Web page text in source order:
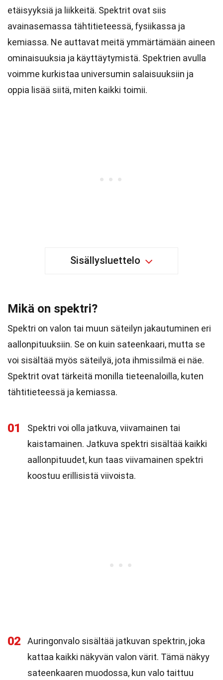
etäisyyksiä ja liikkeitä. Spektrit ovat siis
avainasemassa tähtitieteessä, fysiikassa ja
kemiassa. Ne auttavat meitä ymmärtämään aineen
ominaisuuksia ja käyttäytymistä. Spektrien avulla
voimme kurkistaa universumin salaisuuksiin ja
oppia lisää siitä, miten kaikki toimii.
Sisällysluettelo
Mikä on spektri?
Spektri on valon tai muun säteilyn jakautuminen eri
aallonpituuksiin. Se on kuin sateenkaari, mutta se
voi sisältää myös säteilyä, jota ihmissilmä ei näe.
Spektrit ovat tärkeitä monilla tieteenaloilla, kuten
tähtitieteessä ja kemiassa.
01
Spektri voi olla jatkuva, viivamainen tai
kaistamainen. Jatkuva spektri sisältää kaikki
aallonpituudet, kun taas viivamainen spektri
koostuu erillisistä viivoista.
02
Auringonvalo sisältää jatkuvan spektrin, joka
kattaa kaikki näkyvän valon värit. Tämä näkyy
sateenkaaren muodossa, kun valo taittuu